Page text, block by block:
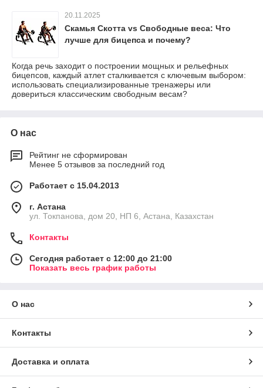
20.11.2025
Скамья Скотта vs Свободные веса: Что
лучше для бицепса и почему?
Когда речь заходит о построении мощных и рельефных
бицепсов, каждый атлет сталкивается с ключевым выбором:
использовать специализированные тренажеры или
довериться классическим свободным весам?
О нас
Рейтинг не сформирован
Менее 5 отзывов за последний год
Работает с 15.04.2013
г. Астана
ул. Токпанова, дом 20, НП 6, Астана, Казахстан
Контакты
Сегодня работает с 12:00 до 21:00
Показать весь график работы
О нас
Контакты
Доставка и оплата